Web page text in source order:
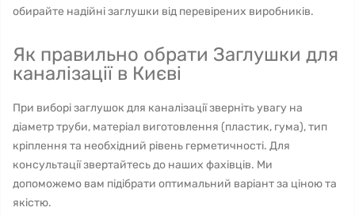
обирайте надійні заглушки від перевірених виробників.
Як правильно обрати Заглушки для
каналізації в Києві
При виборі заглушок для каналізації зверніть увагу на
діаметр труби, матеріал виготовлення (пластик, гума), тип
кріплення та необхідний рівень герметичності. Для
консультації звертайтесь до наших фахівців. Ми
допоможемо вам підібрати оптимальний варіант за ціною та
якістю.